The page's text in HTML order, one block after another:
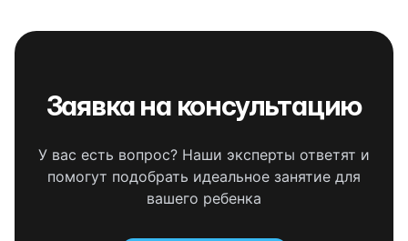
Заявка на консультацию
У вас есть вопрос? Наши эксперты ответят и
помогут подобрать идеальное занятие для
вашего ребенка